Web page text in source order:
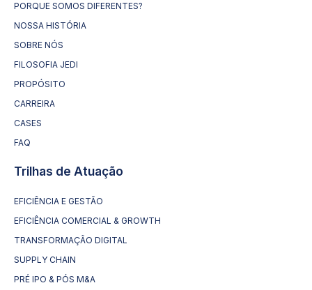
PORQUE SOMOS DIFERENTES?
NOSSA HISTÓRIA
SOBRE NÓS
FILOSOFIA JEDI
PROPÓSITO
CARREIRA
CASES
FAQ
Trilhas de Atuação
EFICIÊNCIA E GESTÃO
EFICIÊNCIA COMERCIAL & GROWTH
TRANSFORMAÇÃO DIGITAL
SUPPLY CHAIN
PRÉ IPO & PÓS M&A